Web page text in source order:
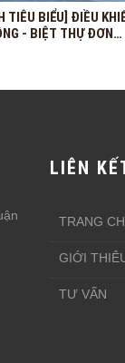
TIÊU BIỂU] ĐIỀU
- BIỆT THỰ ĐƠN
LIÊN
TRANG
GIỚI
TƯ VẤN